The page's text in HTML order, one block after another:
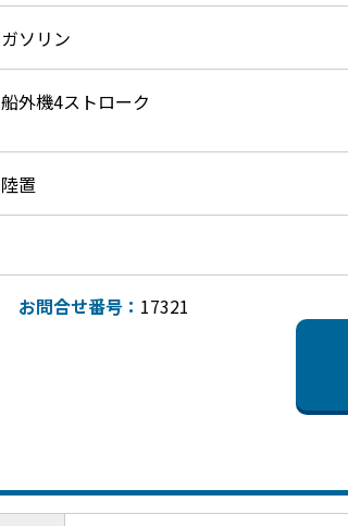
ガソリン
船外機4ストローク
陸置
お問合せ番号： 17321